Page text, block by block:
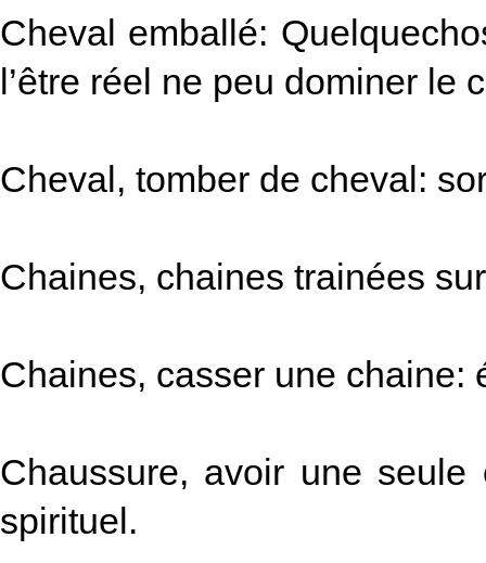
Cheval emballé:
l’être réel ne peu dominer le
Cheval, tomber de cheval:
Chaines, chaines trainées
Chaines, casser une chaine:
Chaussure, avoir une
spirituel.